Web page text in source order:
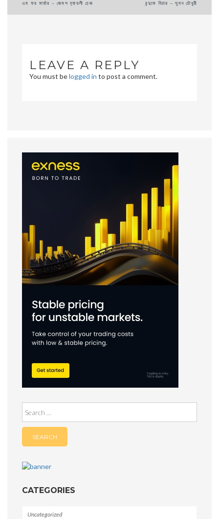
Post
এম ফর মার্ডার – জেমস হ্যাডলী চেজ বন্দুকে বিচার – সুমন চৌধুরী
LEAVE A REPLY
You must belogged in to post a comment.
for:
CATEGORIES
Uncategorized